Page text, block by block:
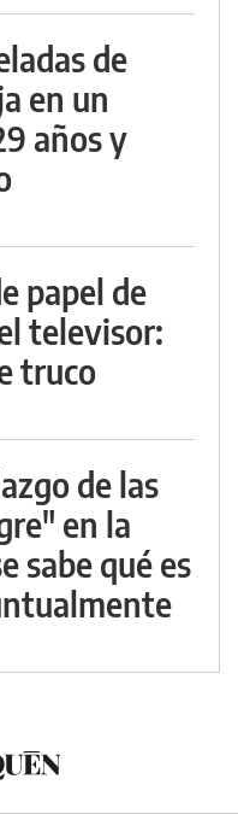
de
en un
años y
papel de
televisor:
truco
de las
en la
sabe qué es